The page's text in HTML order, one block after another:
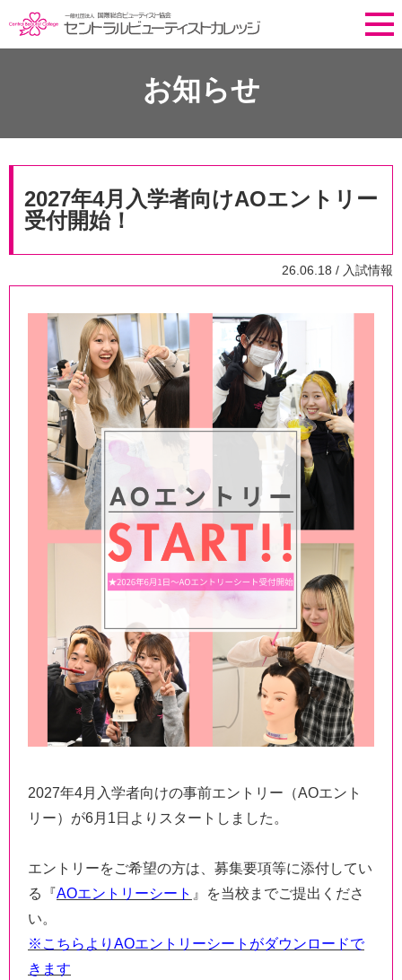
お知らせ
2027年4月入学者向けAOエントリー
受付開始！
26.06.18 / 入試情報
2027年4月入学者向けの事前エントリー（AOエント
リー）が6月1日よりスタートしました。
エントリーをご希望の方は、募集要項等に添付してい
る『AOエントリーシート 』を当校までご提出くださ
い。
※こちらよりAOエントリーシートがダウンロードで
きます